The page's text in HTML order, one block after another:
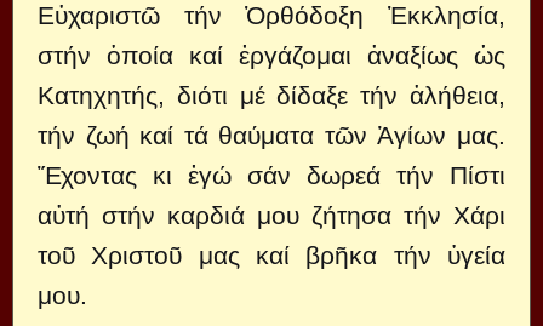
Εὐχαριστῶ τήν Ὀρθόδοξη Ἐκκλησία,
στήν ὁποία καί ἐργάζομαι ἀναξίως ὡς
Κατηχητής, διότι μέ δίδαξε τήν ἀλήθεια,
τήν ζωή καί τά θαύματα τῶν Ἁγίων μας.
Ἔχοντας κι ἐγώ σάν δωρεά τήν Πίστι
αὐτή στήν καρδιά μου ζήτησα τήν Χάρι
τοῦ Χριστοῦ μας καί βρῆκα τήν ὑγεία
μου.